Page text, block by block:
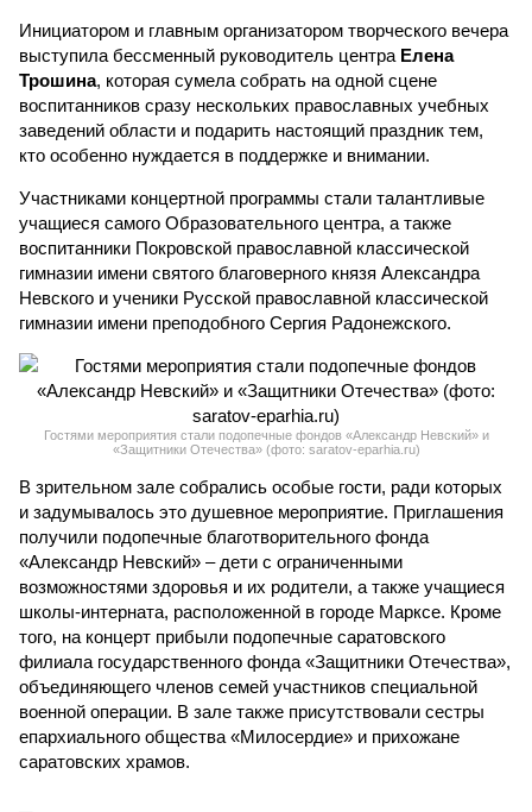
Инициатором и главным организатором творческого вечера
выступила бессменный руководитель центра Елена
Трошина, которая сумела собрать на одной сцене
воспитанников сразу нескольких православных учебных
заведений области и подарить настоящий праздник тем,
кто особенно нуждается в поддержке и внимании.
Участниками концертной программы стали талантливые
учащиеся самого Образовательного центра, а также
воспитанники Покровской православной классической
гимназии имени святого благоверного князя Александра
Невского и ученики Русской православной классической
гимназии имени преподобного Сергия Радонежского.
Гостями мероприятия стали подопечные фондов «Александр Невский» и
«Защитники Отечества» (фото: saratov-eparhia.ru)
В зрительном зале собрались особые гости, ради которых
и задумывалось это душевное мероприятие. Приглашения
получили подопечные благотворительного фонда
«Александр Невский» – дети с ограниченными
возможностями здоровья и их родители, а также учащиеся
школы-интерната, расположенной в городе Марксе. Кроме
того, на концерт прибыли подопечные саратовского
филиала государственного фонда «Защитники Отечества»,
объединяющего членов семей участников специальной
военной операции. В зале также присутствовали сестры
епархиального общества «Милосердие» и прихожане
саратовских храмов.